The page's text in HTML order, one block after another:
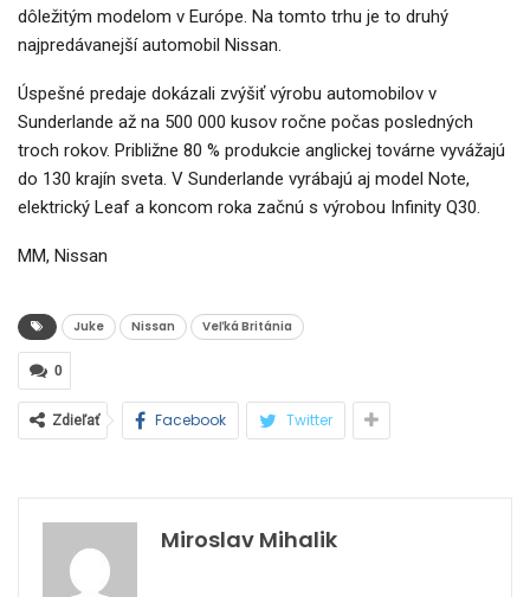
dôležitým modelom v Európe. Na tomto trhu je to druhý
najpredávanejší automobil Nissan.
Úspešné predaje dokázali zvýšiť výrobu automobilov v
Sunderlande až na 500 000 kusov ročne počas posledných
troch rokov. Približne 80 % produkcie anglickej továrne vyvážajú
do 130 krajín sveta. V Sunderlande vyrábajú aj model Note,
elektrický Leaf a koncom roka začnú s výrobou Infinity Q30.
MM, Nissan
Juke Nissan Veľká Británia
0
Zdieľať Facebook Twitter
Miroslav Mihalik